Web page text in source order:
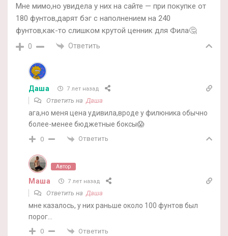
Мне мимо,но увидела у них на сайте — при покупке от
180 фунтов,дарят бэг с наполнением на 240
фунтов,как-то слишком крутой ценник для Фила🤔
0 Ответить
Даша 7 лет назад
Ответить на Даша
ага,но меня цена удивила,вроде у филюника обычно
более-менее бюджетные боксы😱
0 Ответить
Автор
Маша 7 лет назад
Ответить на Даша
мне казалось, у них раньше около 100 фунтов был
порог…
0 Ответить